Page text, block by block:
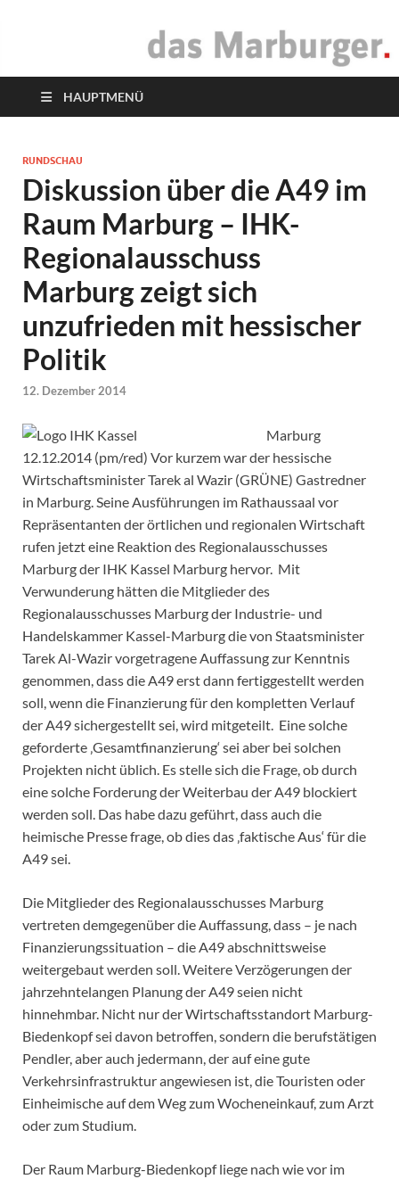
das Marburger.
HAUPTMENÜ
RUNDSCHAU
Diskussion über die A49 im
Raum Marburg – IHK-
Regionalausschuss
Marburg zeigt sich
unzufrieden mit hessischer
Politik
12. Dezember 2014
Marburg
12.12.2014 (pm/red) Vor kurzem war der hessische
Wirtschaftsminister Tarek al Wazir (GRÜNE) Gastredner
in Marburg. Seine Ausführungen im Rathaussaal vor
Repräsentanten der örtlichen und regionalen Wirtschaft
rufen jetzt eine Reaktion des Regionalausschusses
Marburg der IHK Kassel Marburg hervor. Mit
Verwunderung hätten die Mitglieder des
Regionalausschusses Marburg der Industrie- und
Handelskammer Kassel-Marburg die von Staatsminister
Tarek Al-Wazir vorgetragene Auffassung zur Kenntnis
genommen, dass die A49 erst dann fertiggestellt werden
soll, wenn die Finanzierung für den kompletten Verlauf
der A49 sichergestellt sei, wird mitgeteilt. Eine solche
geforderte ‚Gesamtfinanzierung‘ sei aber bei solchen
Projekten nicht üblich. Es stelle sich die Frage, ob durch
eine solche Forderung der Weiterbau der A49 blockiert
werden soll. Das habe dazu geführt, dass auch die
heimische Presse frage, ob dies das ‚faktische Aus‘ für die
A49 sei.
Die Mitglieder des Regionalausschusses Marburg
vertreten demgegenüber die Auffassung, dass – je nach
Finanzierungssituation – die A49 abschnittsweise
weitergebaut werden soll. Weitere Verzögerungen der
jahrzehntelangen Planung der A49 seien nicht
hinnehmbar. Nicht nur der Wirtschaftsstandort Marburg-
Biedenkopf sei davon betroffen, sondern die berufstätigen
Pendler, aber auch jedermann, der auf eine gute
Verkehrsinfrastruktur angewiesen ist, die Touristen oder
Einheimische auf dem Weg zum Wocheneinkauf, zum Arzt
oder zum Studium.
Der Raum Marburg-Biedenkopf liege nach wie vor im